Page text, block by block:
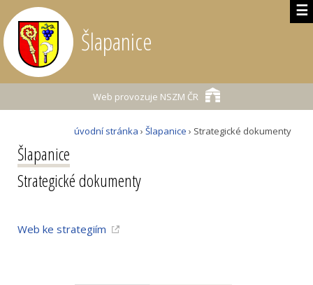
☰
Šlapanice
Web provozuje NSZM ČR
úvodní stránka › Šlapanice › Strategické dokumenty
Šlapanice
Strategické dokumenty
Web ke strategiím